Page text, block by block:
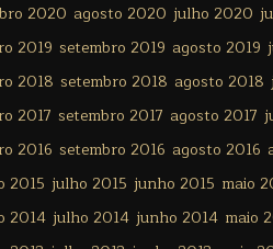
2020 agosto 2020 julho 2020
2019 setembro 2019 agosto 2019
2018 setembro 2018 agosto 2018
2017 setembro 2017 agosto 2017
2016 setembro 2016 agosto 2016
2015 julho 2015 junho 2015 maio
2014 julho 2014 junho 2014 maio